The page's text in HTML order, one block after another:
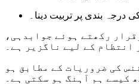
بندی پر تربیت دینا۔
رکھتے ہوئے جوابدہی،
کے لیے ناگزیر ہے۔
کیسے ہم آہنگ ہو سکتی ہے۔